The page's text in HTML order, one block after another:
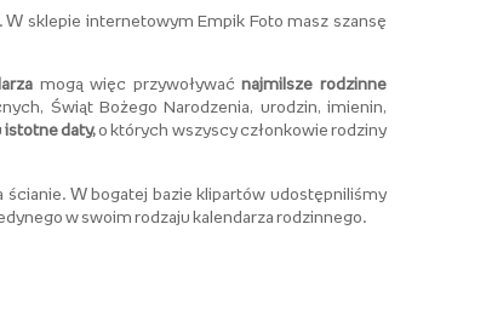
sklepie internetowym Empik Foto masz szansę
mogą więc przywoływaćnajmilsze rodzinne
Świąt Bożego Narodzenia, urodzin, imienin,
istotne daty,o których wszyscy członkowie rodziny
W bogatej bazie klipartów udostępniliśmy
w swoim rodzaju kalendarza rodzinnego.